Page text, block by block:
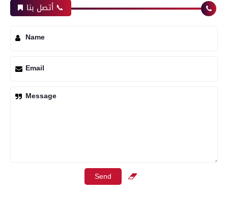
أتصل بنا 📞
Name
Email
Message